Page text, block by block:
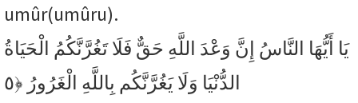
umûr(umûru).
يَا أَيُّهَا النَّاسُ إِنَّ وَعْدَ اللَّهِ حَقٌّ فَلَا تَغُرَّنَّكُمُ الْحَيَاةُ
الدُّنْيَا وَلَا يَغُرَّنَّكُم بِاللَّهِ الْغَرُورُ ﴿٥